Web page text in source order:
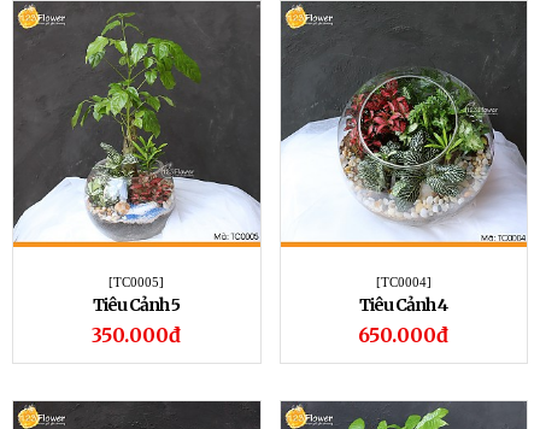
[TC0005]
Tiêu Cảnh 5
350.000đ
[TC0004]
Tiêu Cảnh 4
650.000đ